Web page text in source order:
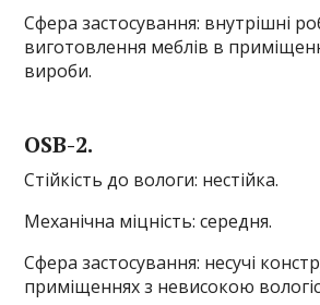
Сфера застосування: внутрішні
виготовлення меблів в
вироби.
OSB-2.
Стійкість до вологи: нестійка.
Механічна міцність: середня.
Сфера застосування: несучі
приміщеннях з невисокою